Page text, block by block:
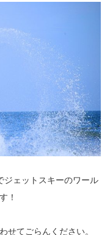
ジェットスキーのワール
！
せてごらんください。